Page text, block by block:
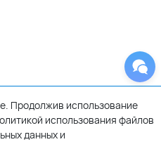
Продолжив использование
использования файлов
данных и